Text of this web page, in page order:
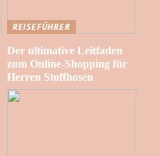
REISEFÜHRER
Der ultimative Leitfaden
zum Online-Shopping für
Herren Stoffhosen